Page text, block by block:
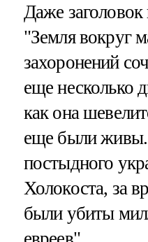
Даже
"Земля вокруг
захоронений
еще несколько
как она
еще были
постыдного
Холокоста, за
были убиты